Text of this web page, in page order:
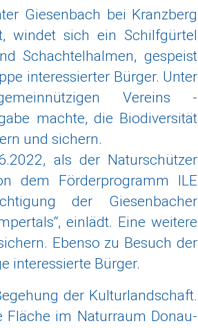
Giesenbach bei Kranzberg
windet sich ein Schilfgürtel
Schachtelhalmen, gespeist
interessierter Bürger. Unter
Vereins -
machte, die Biodiversität
und sichern.
als der Naturschützer
dem Förderprogramm ILE
der Giesenbacher
einlädt. Eine weitere
Ebenso zu Besuch der
interessierte Bürger.
der Kulturlandschaft.
im Naturraum Donau-